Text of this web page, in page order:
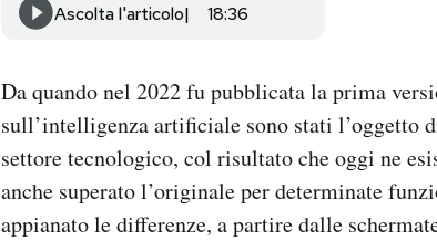
Ascolta l'articolo 18:36
Da quando nel 2022 fu pubblicata la prima
sull’intelligenza artificiale sono stati l’oggetto
settore tecnologico, col risultato che oggi ne
anche superato l’originale per determinate
appianato le differenze, a partire dalle